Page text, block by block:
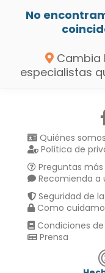
No
Cambia
especialistas
Quiénes somos
Política de
Preguntas
Recomienda a
Seguridad de
Como
Condiciones
Prensa